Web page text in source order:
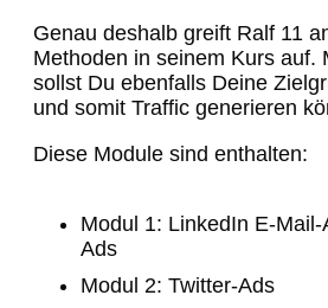
Genau deshalb greift Ralf 11
Methoden in seinem Kurs auf.
sollst Du ebenfalls Deine
und somit Traffic generieren
Diese Module sind enthalten:
Modul 1: LinkedIn E-
Ads
Modul 2: Twitter-Ads